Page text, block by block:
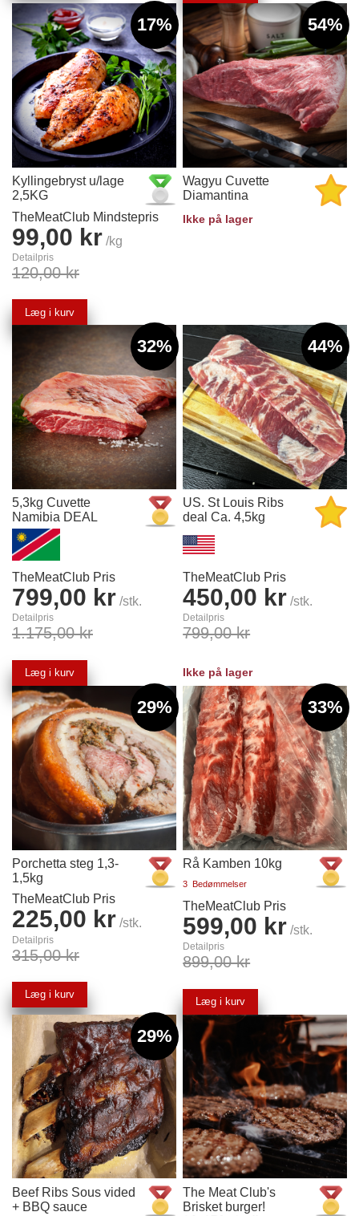
17%
Kyllingebryst u/lage
2,5KG
TheMeatClub Mindstepris
99,00 kr /kg
Detailpris
120,00 kr
Læg i kurv
54%
Wagyu Cuvette
Diamantina
Ikke på lager
32%
5,3kg Cuvette
Namibia DEAL
TheMeatClub Pris
799,00 kr /stk.
Detailpris
1.175,00 kr
Læg i kurv
44%
US. St Louis Ribs
deal Ca. 4,5kg
TheMeatClub Pris
450,00 kr /stk.
Detailpris
799,00 kr
Ikke på lager
29%
Porchetta steg 1,3-
1,5kg
TheMeatClub Pris
225,00 kr /stk.
Detailpris
315,00 kr
Læg i kurv
33%
Rå Kamben 10kg
3 Bedømmelser
TheMeatClub Pris
599,00 kr /stk.
Detailpris
899,00 kr
Læg i kurv
29%
Beef Ribs Sous vided
+ BBQ sauce
The Meat Club's
Brisket burger!